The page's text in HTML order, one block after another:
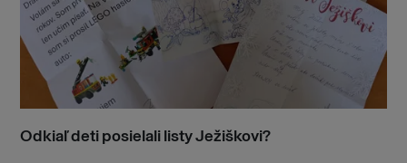
Odkiaľ deti posielali listy Ježiškovi?